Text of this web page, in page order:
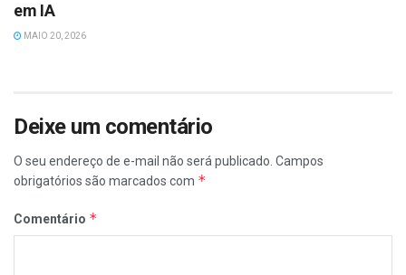
em IA
MAIO 20, 2026
Deixe um comentário
O seu endereço de e-mail não será publicado. Campos
obrigatórios são marcados com *
Comentário *